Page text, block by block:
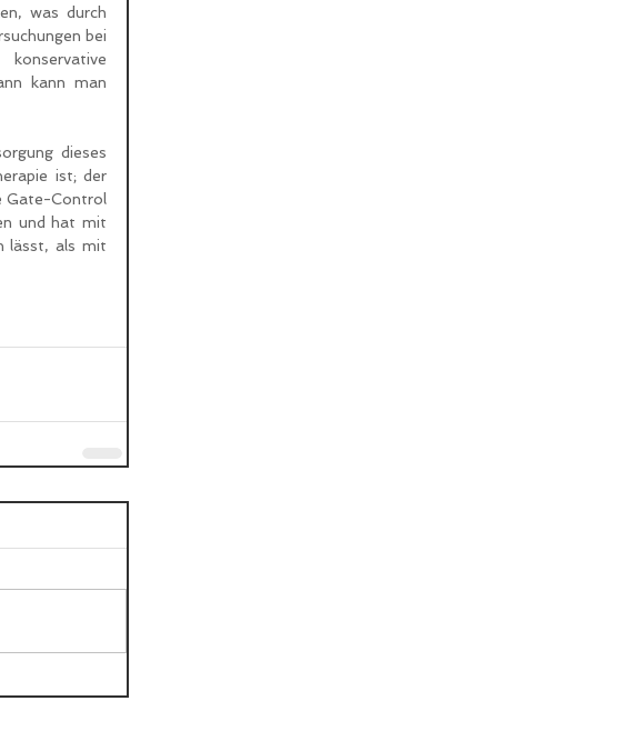
was durch
bei
kann man
dieses
ist; der
Gate-Control
und hat mit
lässt, als mit